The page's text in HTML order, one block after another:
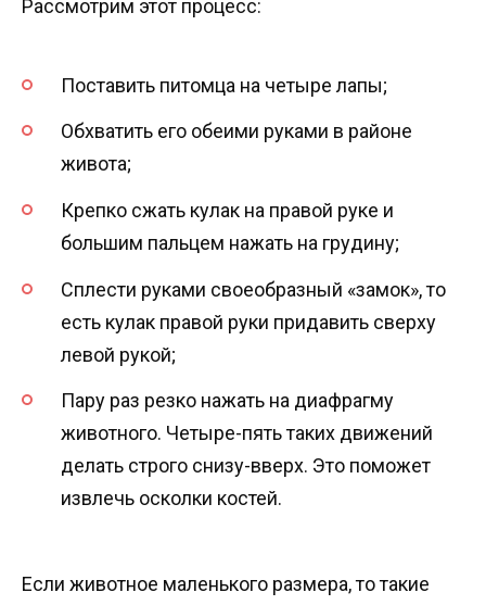
Рассмотрим этот процесс:
Поставить питомца на четыре лапы;
Обхватить его обеими руками в районе
живота;
Крепко сжать кулак на правой руке и
большим пальцем нажать на грудину;
Сплести руками своеобразный «замок», то
есть кулак правой руки придавить сверху
левой рукой;
Пару раз резко нажать на диафрагму
животного. Четыре-пять таких движений
делать строго снизу-вверх. Это поможет
извлечь осколки костей.
Если животное маленького размера, то такие